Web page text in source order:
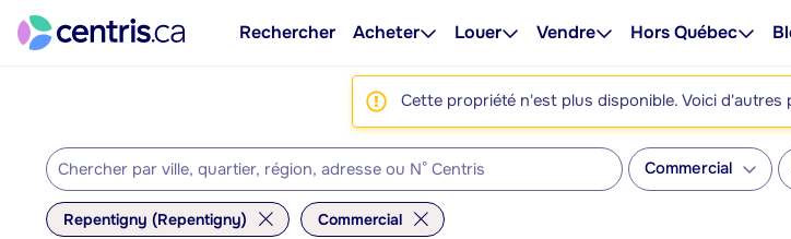
Rechercher Acheter Louer Vendre Hors Québec
Cette propriété n'est plus disponible. Voici
Commercial
Repentigny (Repentigny) Commercial